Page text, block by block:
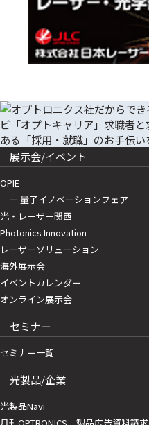
展示会/イベント
OPIE
ー 量子イノベーションフェア
光・レーザー関西
Photonics Innovation
レーザーソリューション
海外展示会
イベントカレンダー
オンライン展示会
セミナー
セミナー一覧
光製品/企業
光製品Navi